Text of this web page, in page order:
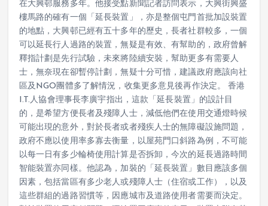
在大興邨服務多年。他接受點新聞記者訪問表示，大興街興盛
樓馬路的確有一個「延長裝置」，亦是整個屯門首批加設裝置
的地點，大興邨已經有五十多年的歷史，長者社群較多，一個
可以延長行人過路的裝置，無疑是有效、有幫助的，政府曾解
釋指計劃是先行試驗，未來將陸續安裝，幫助更多有需要人
士，無奈現在卻暫停計劃，無疑十分可惜，建議政府應該向社
區及NGO團體多了解情況，收集更多意見後再作決定。 香港
I.T.人協會理事長李廣宇指出，這款「延長裝置」的設計目
的，是希望方便長者及殘障人士，減低他們在使用交通燈時候
可能出現的意外，對於長者或者殘疾人士的無障礙設施問題，
政府不應以使用率多寡去衡量，以屋苑門口斜路為例，不可能
以每一日有多少輪椅使用計算是否拆卸，今次的延長過路時間
智能裝置亦同樣。他認為，加裝的「延長裝置」數目應該多個
因素，包括當區有多少老人或殘障人士（住宿或工作），以及
這些群組的過路習慣等，因應城市及道路使用者需要而決定。